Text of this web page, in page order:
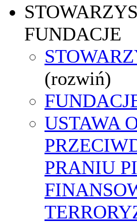
FUNDACJE
(rozwiń)
USTAWA
PRANIU